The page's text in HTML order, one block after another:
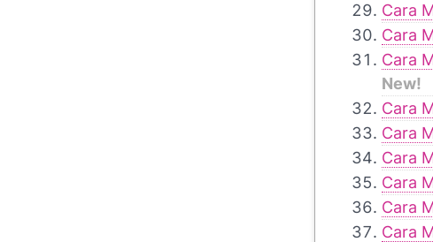
Cara
Cara
Cara
New!
Cara
Cara
Cara
Cara
Cara
Cara